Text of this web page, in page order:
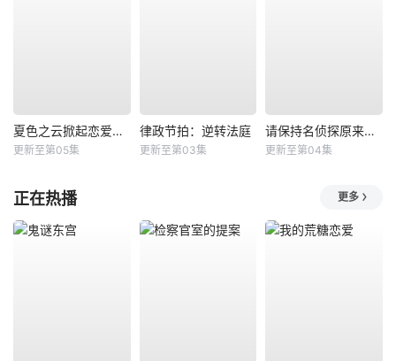
夏色之云掀起恋爱与风暴
更新至第05集
律政节拍：逆转法庭
更新至第03集
请保持名侦探原来的样子
更新至第04集
正在热播 更多